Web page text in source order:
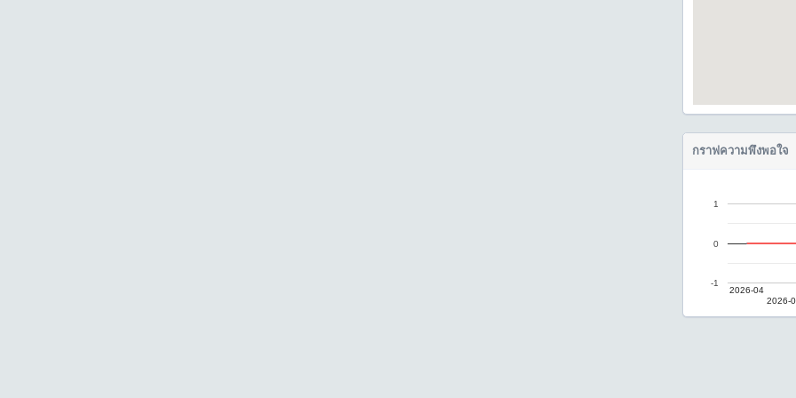
กราฟความพึงพอใจ
2026-04
2026-
-1
0
1